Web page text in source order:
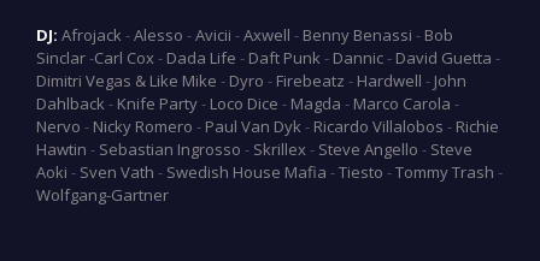
DJ: Afrojack -Alesso -Avicii -Axwell - Benny Benassi - Bob
Sinclar-Carl Cox- Dada Life - Daft Punk - Dannic- David Guetta -
Dimitri Vegas & Like Mike - Dyro - Firebeatz - Hardwell - John
Dahlback - Knife Party- Loco Dice - Magda - Marco Carola -
Nervo - Nicky Romero - Paul Van Dyk - Ricardo Villalobos - Richie
Hawtin - Sebastian Ingrosso - Skrillex- Steve Angello - Steve
Aoki - Sven Vath - Swedish House Mafia -Tiesto -Tommy Trash -
Wolfgang-Gartner